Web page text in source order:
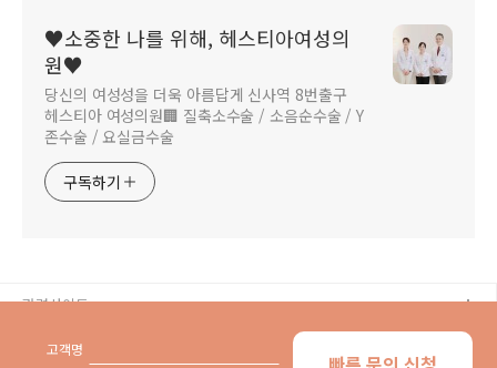
♥소중한 나를 위해, 헤스티아여성의
원♥
당신의 여성성을 더욱 아름답게 신사역 8번출구
헤스티아 여성의원🏢 질축소수술 / 소음순수술 / Y
존수술 / 요실금수술
구독하기
관련사이트
고객명